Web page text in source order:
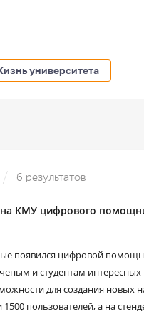
университета
6 результатов
КМУ цифрового
появился цифровой
и студентам интересных
для создания новых
пользователей, а на